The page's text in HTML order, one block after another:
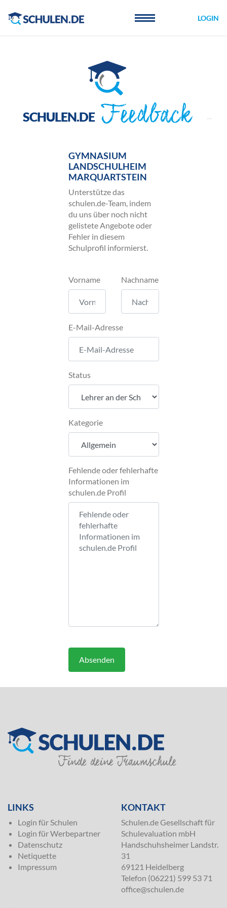
LOGIN
SCHULEN.DE Feedback
GYMNASIUM
LANDSCHULHEIM
MARQUARTSTEIN
Unterstütze das
schulen.de-Team, indem
du uns über noch nicht
gelistete Angebote oder
Fehler in diesem
Schulprofil informierst.
Vorname Nachname
E-Mail-Adresse
Status
Kategorie
Fehlende oder fehlerhafte
Informationen im
schulen.de Profil
Absenden
LINKS
Login für Schulen
Login für Werbepartner
Datenschutz
Netiquette
Impressum
KONTAKT
Schulen.de Gesellschaft für
Schulevaluation mbH
Handschuhsheimer Landstr.
31
69121 Heidelberg
Telefon (06221) 599 53 71
office@schulen.de